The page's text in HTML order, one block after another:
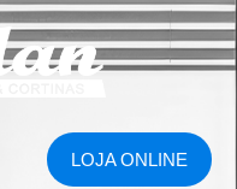
LOJA ONLINE